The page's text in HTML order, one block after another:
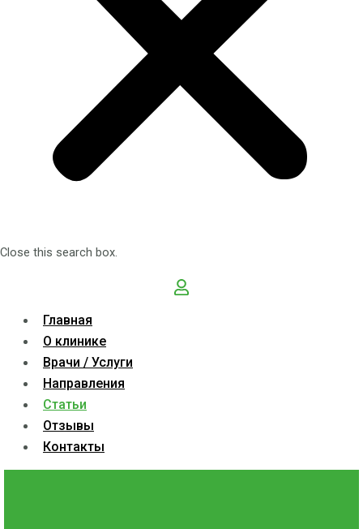
Close this search box.
Главная
О клинике
Врачи / Услуги
Направления
Статьи
Отзывы
Контакты